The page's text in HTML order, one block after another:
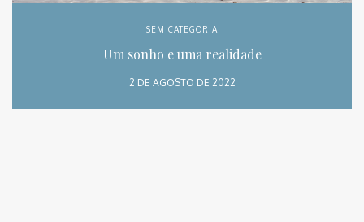
SEM CATEGORIA
Um sonho e uma realidade
2 DE AGOSTO DE 2022